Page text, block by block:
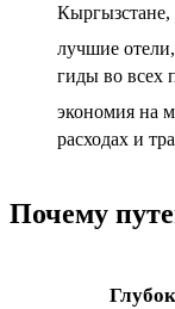
лучшие
гиды во всех
экономия на
расходах и
Почему